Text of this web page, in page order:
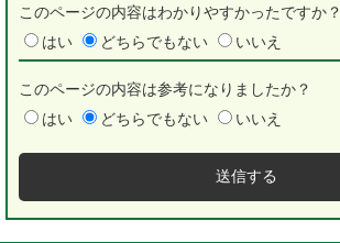
このページの内容はわかりやすかったですか？
はい
どちらでもない いいえ
このページの内容は参考になりましたか？
はい
どちらでもない いいえ